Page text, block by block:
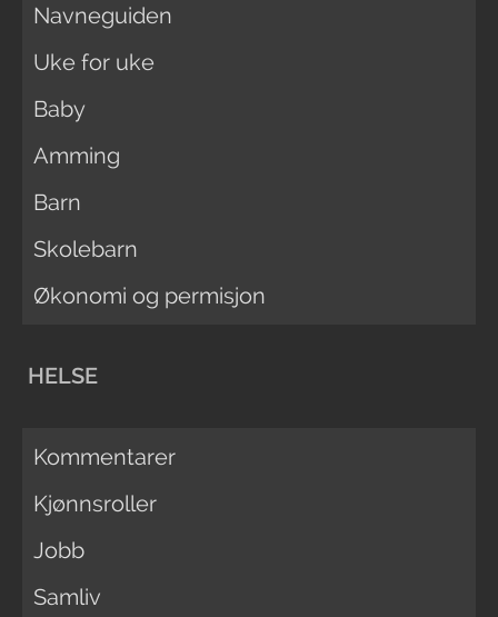
Navneguiden
Uke for uke
Baby
Amming
Barn
Skolebarn
Økonomi og permisjon
HELSE
Kommentarer
Kjønnsroller
Jobb
Samliv